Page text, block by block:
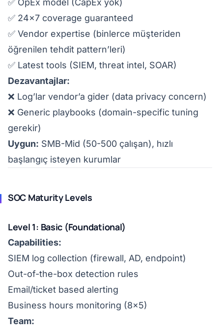
✅ OpEx model (CapEx yok)
✅ 24x7 coverage guaranteed
✅ Vendor expertise (binlerce müşteriden
öğrenilen tehdit pattern’leri)
✅ Latest tools (SIEM, threat intel, SOAR)
Dezavantajlar:
❌ Log’lar vendor’a gider (data privacy concern)
❌ Generic playbooks (domain-specific tuning
gerekir)
Uygun: SMB-Mid (50-500 çalışan), hızlı
başlangıç isteyen kurumlar
SOC Maturity Levels
Level 1: Basic (Foundational)
Capabilities:
SIEM log collection (firewall, AD, endpoint)
Out-of-the-box detection rules
Email/ticket based alerting
Business hours monitoring (8x5)
Team: